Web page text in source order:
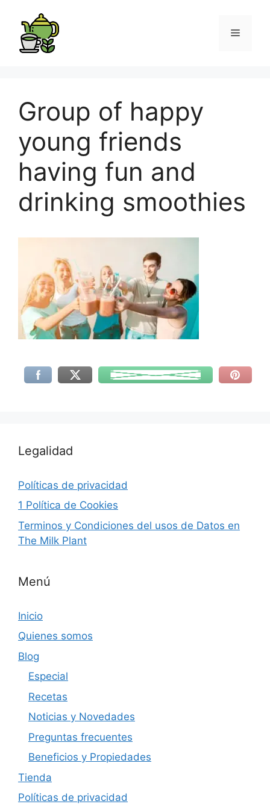
Group of happy
young friends
having fun and
drinking smoothies
Legalidad
Políticas de privacidad
1 Política de Cookies
Terminos y Condiciones del usos de Datos en
The Milk Plant
Menú
Inicio
Quienes somos
Blog
Especial
Recetas
Noticias y Novedades
Preguntas frecuentes
Beneficios y Propiedades
Tienda
Políticas de privacidad